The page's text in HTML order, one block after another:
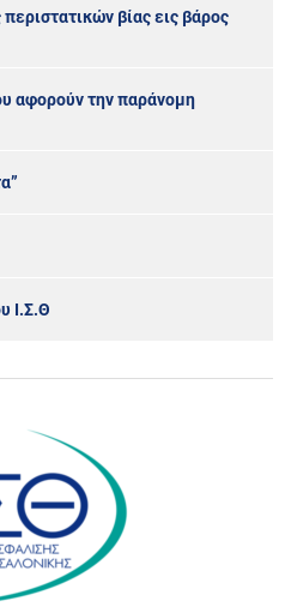
βίας εις βάρος
αφορούν την παράνομη
Ι.Σ.Θ